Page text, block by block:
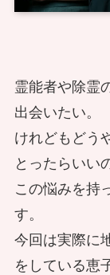
霊能者や除霊
出会いたい。
けれどもどう
とったらいい
この悩みを持
す。
今回は実際に
をしている恵